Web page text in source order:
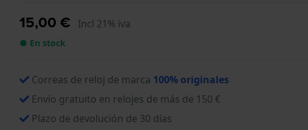
15,00 € Incl 21% iva
● En stock
Correas de reloj de marca 100% originales
Envío gratuito en relojes de más de 150 €
Plazo de devolución de 30 días